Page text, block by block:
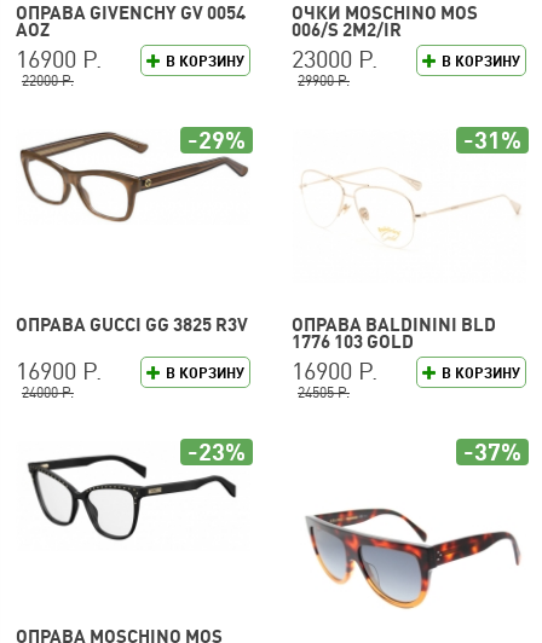
ОПРАВА GIVENCHY GV 0054
AOZ
В КОРЗИНУ
16900 Р.
22000 Р.
ОЧКИ MOSCHINO MOS
006/S 2M2/IR
В КОРЗИНУ
23000 Р.
29900 Р.
ОПРАВА GUCCI GG 3825 R3V
В КОРЗИНУ
16900 Р.
24000 Р.
-29%
ОПРАВА BALDININI BLD
1776 103 GOLD
В КОРЗИНУ
16900 Р.
24505 Р.
-31%
ОПРАВА MOSCHINO MOS
-23% -37%